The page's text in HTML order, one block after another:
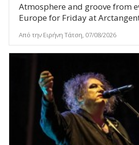
Atmosphere and groove from
Europe for Friday at
Από την Ειρήνη Τάτση, 07/08/2026